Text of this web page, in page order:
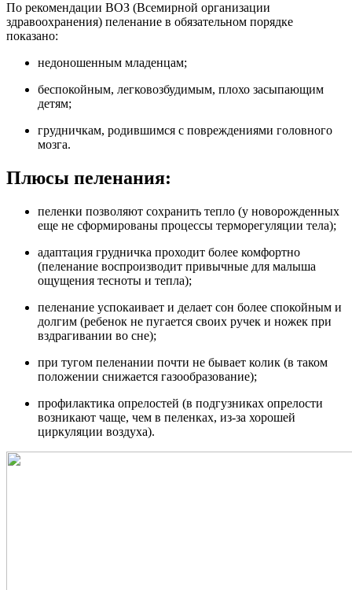
По рекомендации ВОЗ (Всемирной организации
здравоохранения) пеленание в обязательном порядке
показано:
недоношенным младенцам;
беспокойным, легковозбудимым, плохо засыпающим
детям;
грудничкам, родившимся с повреждениями головного
мозга.
Плюсы пеленания:
пеленки позволяют сохранить тепло (у новорожденных
еще не сформированы процессы терморегуляции тела);
адаптация грудничка проходит более комфортно
(пеленание воспроизводит привычные для малыша
ощущения тесноты и тепла);
пеленание успокаивает и делает сон более спокойным и
долгим (ребенок не пугается своих ручек и ножек при
вздрагивании во сне);
при тугом пеленании почти не бывает колик (в таком
положении снижается газообразование);
профилактика опрелостей (в подгузниках опрелости
возникают чаще, чем в пеленках, из-за хорошей
циркуляции воздуха).